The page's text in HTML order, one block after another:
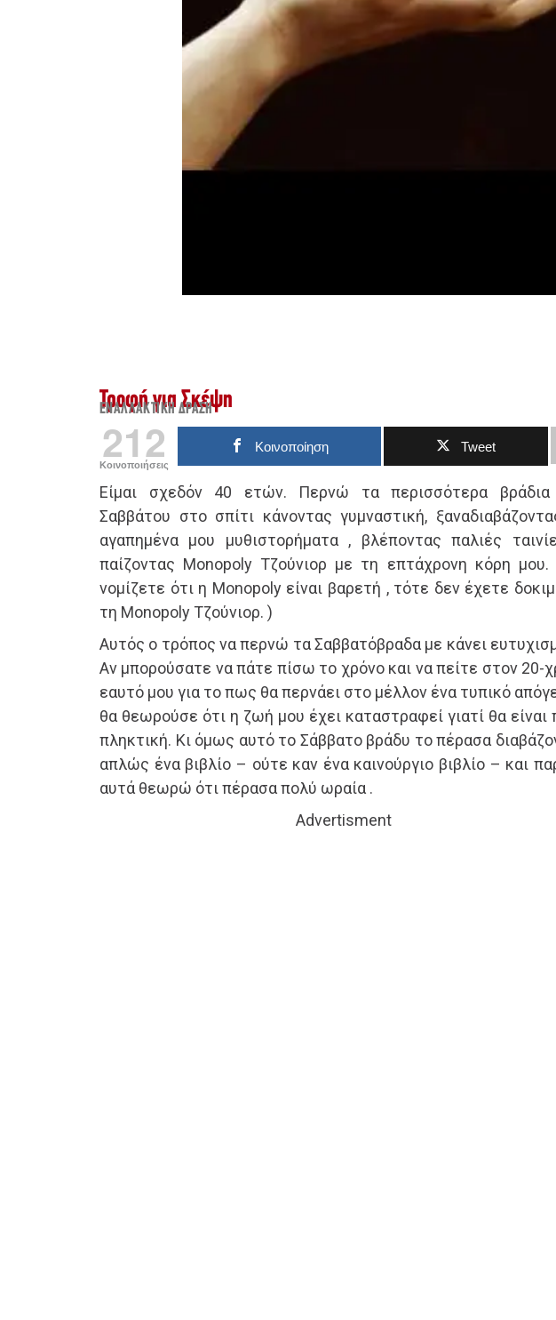
Τροφή για Σκέψη
ΕΝΑΛΛΑΚΤΙΚΉ ΔΡΆΣΗ
212
Κοινοποιήσεις
Κοινοποίηση Tweet
Είμαι σχεδόν 40 ετών. Περνώ τα περισσότερα βράδια
Σαββάτου στο σπίτι κάνοντας γυμναστική,
αγαπημένα μου μυθιστορήματα , βλέποντας παλιές
παίζοντας Monopoly Τζούνιορ με τη επτάχρονη κόρη
νομίζετε ότι η Monopoly είναι βαρετή , τότε δεν έχετε
τη Monopoly Τζούνιορ. )
Αυτός ο τρόπος να περνώ τα Σαββατόβραδα με κάνει
Αν μπορούσατε να πάτε πίσω το χρόνο και να πείτε στον 20-
εαυτό μου για το πως θα περνάει στο μέλλον ένα τυπικό
θα θεωρούσε ότι η ζωή μου έχει καταστραφεί γιατί θα είναι
πληκτική. Κι όμως αυτό το Σάββατο βράδυ το πέρασα
απλώς ένα βιβλίο – ούτε καν ένα καινούργιο βιβλίο – και
αυτά θεωρώ ότι πέρασα πολύ ωραία .
Advertisment